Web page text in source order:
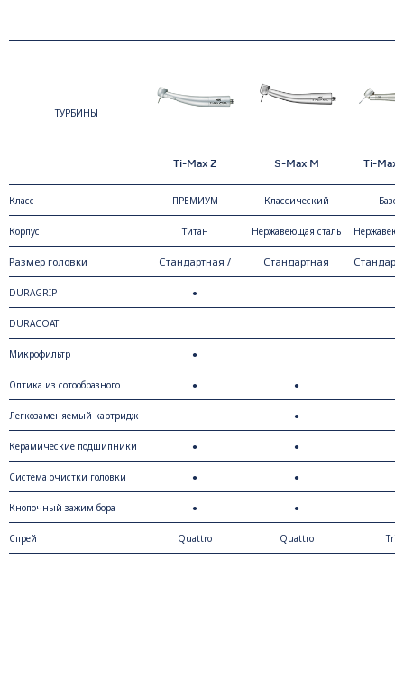
ТУРБИНЫ
Класс
Корпус
Размер головки
DURAGRIP
DURACOAT
Микрофильтр
Оптика из сотообразного
стекла
Легкозаменяемый картридж
Керамические подшипники
Система очистки головки
Кнопочный зажим бора
Спрей
Ti-Max Z
ПРЕМИУМ
Титан
Стандартная /
Маленькая
●
●
●
●
●
●
Quattro
S-Max M
Классический
Нержавеющая сталь
Стандартная
●
●
●
●
●
Quattro
Ti-Max